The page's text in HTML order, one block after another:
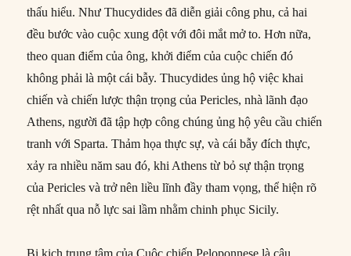
thấu hiểu. Như Thucydides đã diễn giải công phu, cả hai
đều bước vào cuộc xung đột với đôi mắt mở to. Hơn nữa,
theo quan điểm của ông, khởi điểm của cuộc chiến đó
không phải là một cái bẫy. Thucydides ủng hộ việc khai
chiến và chiến lược thận trọng của Pericles, nhà lãnh đạo
Athens, người đã tập hợp công chúng ủng hộ yêu cầu chiến
tranh với Sparta. Thảm họa thực sự, và cái bẫy đích thực,
xảy ra nhiều năm sau đó, khi Athens từ bỏ sự thận trọng
của Pericles và trở nên liều lĩnh đầy tham vọng, thể hiện rõ
rệt nhất qua nỗ lực sai lầm nhằm chinh phục Sicily.
Bi kịch trung tâm của Cuộc chiến Peloponnese là câu